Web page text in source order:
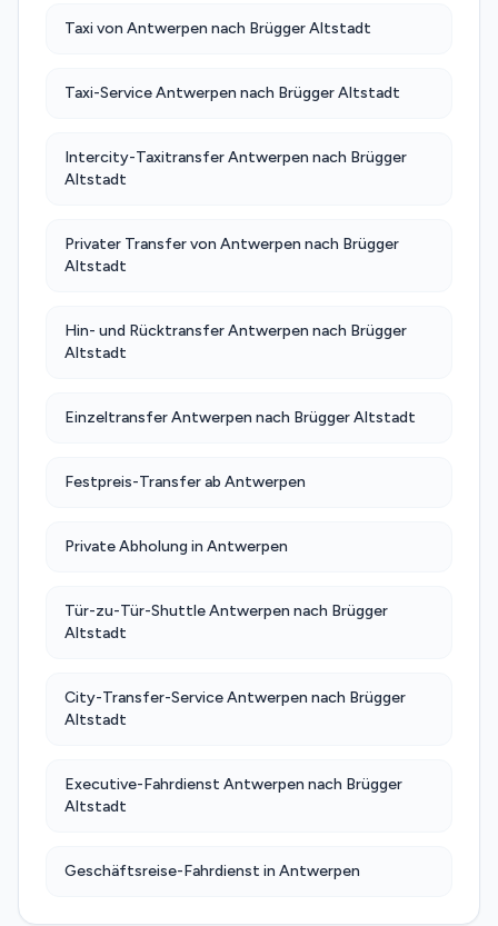
Taxi von Antwerpen nach Brügger Altstadt
Taxi-Service Antwerpen nach Brügger Altstadt
Intercity-Taxitransfer Antwerpen nach Brügger
Altstadt
Privater Transfer von Antwerpen nach Brügger
Altstadt
Hin- und Rücktransfer Antwerpen nach Brügger
Altstadt
Einzeltransfer Antwerpen nach Brügger Altstadt
Festpreis-Transfer ab Antwerpen
Private Abholung in Antwerpen
Tür-zu-Tür-Shuttle Antwerpen nach Brügger
Altstadt
City-Transfer-Service Antwerpen nach Brügger
Altstadt
Executive-Fahrdienst Antwerpen nach Brügger
Altstadt
Geschäftsreise-Fahrdienst in Antwerpen